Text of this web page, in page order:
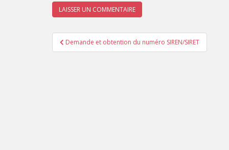
Navigation
de
Demande et obtention du numéro SIREN/SIRET